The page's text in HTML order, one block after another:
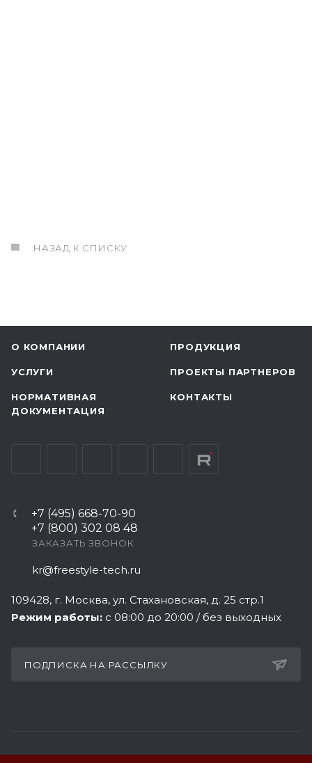
НАЗАД К СПИСКУ
О КОМПАНИИ ПРОДУКЦИЯ
УСЛУГИ ПРОЕКТЫ ПАРТНЕРОВ
НОРМАТИВНАЯ
ДОКУМЕНТАЦИЯ
КОНТАКТЫ
+7 (495) 668-70-90
+7 (800) 302 08 48
ЗАКАЗАТЬ ЗВОНОК
kr@freestyle-tech.ru
109428, г. Москва, ул. Стахановская, д. 25 стр.1
Режим работы: с 08:00 до 20:00 / без выходных
ПОДПИСКА НА РАССЫЛКУ